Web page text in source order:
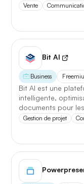
Vente
Bit AI
Business
Bit AI est une
intelligente,
documents pour
Gestion de projet